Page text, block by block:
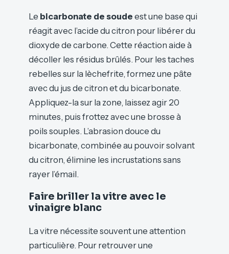
Le bicarbonate de soude est une base qui
réagit avec l’acide du citron pour libérer du
dioxyde de carbone. Cette réaction aide à
décoller les résidus brûlés. Pour les taches
rebelles sur la lèchefrite, formez une pâte
avec du jus de citron et du bicarbonate.
Appliquez-la sur la zone, laissez agir 20
minutes, puis frottez avec une brosse à
poils souples. L’abrasion douce du
bicarbonate, combinée au pouvoir solvant
du citron, élimine les incrustations sans
rayer l’émail.
Faire briller la vitre avec le
vinaigre blanc
La vitre nécessite souvent une attention
particulière. Pour retrouver une